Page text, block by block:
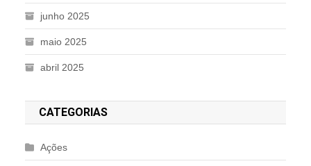
junho 2025
maio 2025
abril 2025
CATEGORIAS
Ações